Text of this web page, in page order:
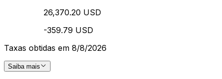
26,370.20 USD
-359.79 USD
Taxas obtidas em 8/8/2026
Saiba mais